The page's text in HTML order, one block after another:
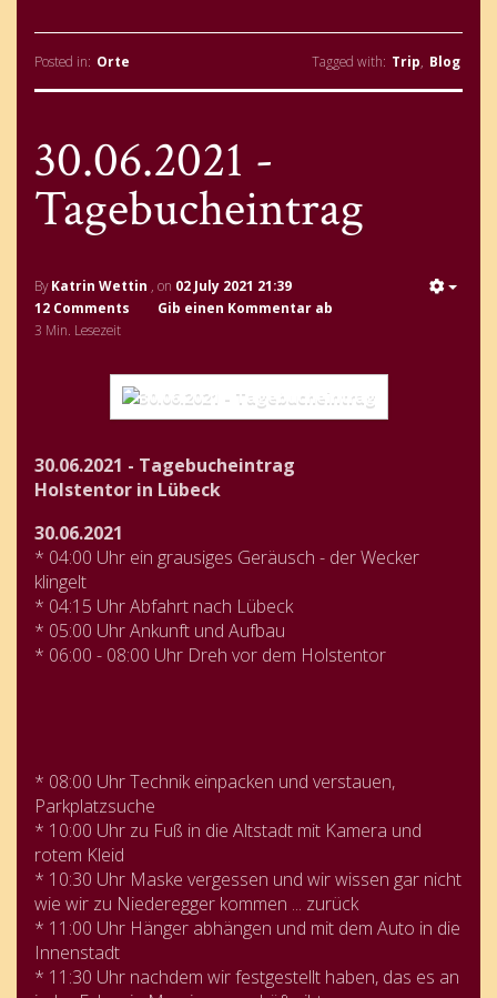
Posted in: Orte Tagged with: Trip Blog
30.06.2021 -
Tagebucheintrag
ByKatrin Wettin , on 02 July 2021 21:39
12 Comments
Gib einen Kommentar ab
3 Min. Lesezeit
30.06.2021 - Tagebucheintrag
Holstentor in Lübeck
30.06.2021
* 04:00 Uhr ein grausiges Geräusch - der Wecker
klingelt
* 04:15 Uhr Abfahrt nach Lübeck
* 05:00 Uhr Ankunft und Aufbau
* 06:00 - 08:00 Uhr Dreh vor dem Holstentor
* 08:00 Uhr Technik einpacken und verstauen,
Parkplatzsuche
* 10:00 Uhr zu Fuß in die Altstadt mit Kamera und
rotem Kleid
* 10:30 Uhr Maske vergessen und wir wissen gar nicht
wie wir zu Niederegger kommen ... zurück
* 11:00 Uhr Hänger abhängen und mit dem Auto in die
Innenstadt
* 11:30 Uhr nachdem wir festgestellt haben, das es an